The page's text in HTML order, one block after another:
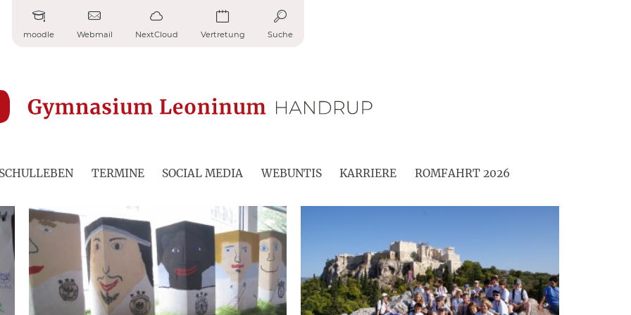
moodle Webmail NextCloud Vertretung Suche
SCHULLEBEN TERMINE SOCIAL MEDIA WEBUNTIS KARRIERE ROMFAHRT 2026